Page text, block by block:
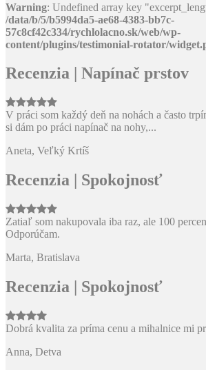
Warning: Undefined array key
/data/b/5/b5994da5-ae68-4383-bb7c-
57c8cf42c334/rychlolacno.sk/web/wp-
content/plugins/testimonial-rotator/
Recenzia | Napínač prstov
V práci som každý deň na nohách a často
si dám po práci napínač na nohy,...
Aneta, Veľký Krtíš
Recenzia | Spokojnosť
Zatiaľ som nakupovala iba raz, ale 100
Odporúčam.
Marta, Bratislava
Recenzia | Spokojnosť
Dobrá kvalita za príma cenu a mihalnice mi
Anna, Detva